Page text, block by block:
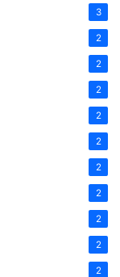
3
2
2
2
2
2
2
2
2
2
2